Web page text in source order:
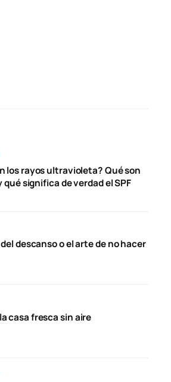
los rayos ultravioleta? Qué son
qué significa de verdad el SPF
descanso o el arte de no hacer
casa fresca sin aire